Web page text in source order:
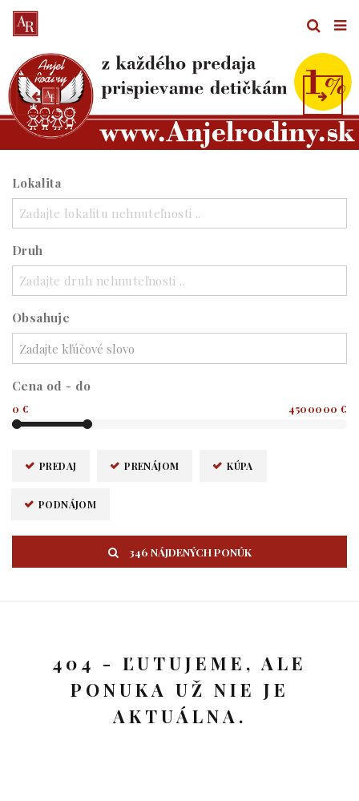
Lokalita
Zadajte lokalitu nehnuteľnosti ..
Druh
Zadajte druh nehnuteľnosti ..
Obsahuje
Cena od - do
0 € 4500000 €
PREDAJ PRENÁJOM KÚPA
PODNÁJOM
346 NÁJDENÝCH PONÚK
404 - ĽUTUJEME, ALE
PONUKA UŽ NIE JE
AKTUÁLNA.